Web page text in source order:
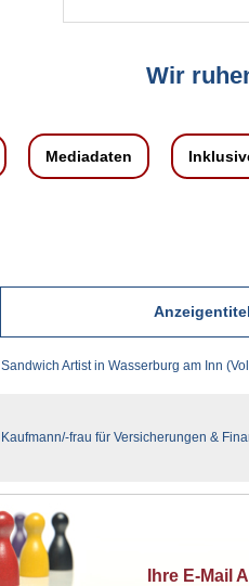
Wir
Mediadaten
Sandwich Artist in Wasserburg am Inn
Kaufmann/-frau für Versicherungen &
Ihre E-Mail